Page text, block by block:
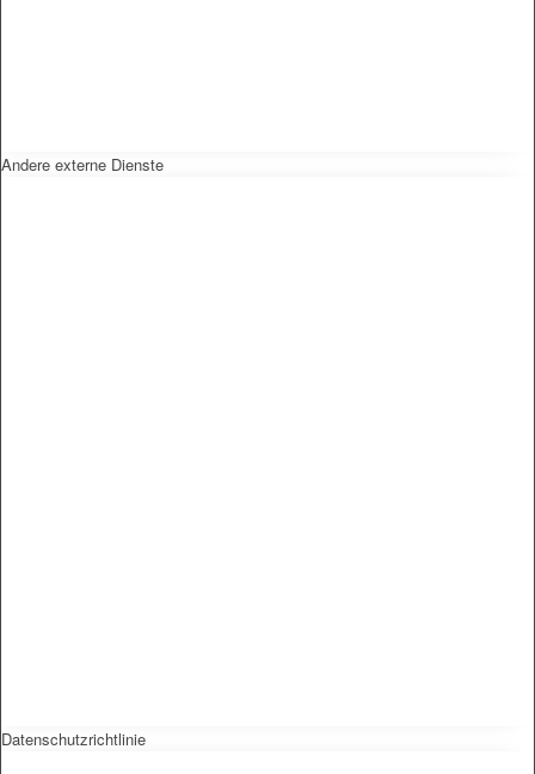
Andere externe Dienste
Datenschutzrichtlinie